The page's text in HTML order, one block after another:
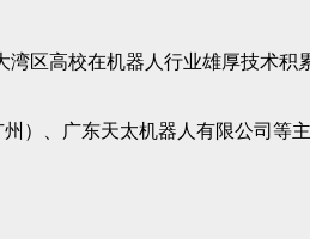
湾区高校在机器人行业雄厚技术
州）、广东天太机器人有限公司等